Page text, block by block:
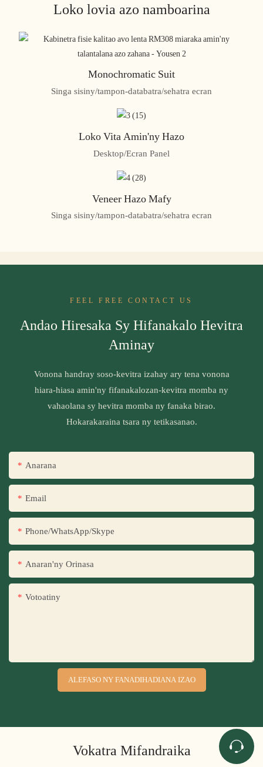
Loko lovia azo namboarina
Monochromatic Suit
Singa sisiny/tampon-databatra/sehatra ecran
Loko Vita Amin'ny Hazo
Desktop/Ecran Panel
Veneer Hazo Mafy
Singa sisiny/tampon-databatra/sehatra ecran
FEEL FREE CONTACT US
Andao Hiresaka Sy Hifanakalo Hevitra
Aminay
Vonona handray soso-kevitra izahay ary tena vonona
hiara-hiasa amin'ny fifanakalozan-kevitra momba ny
vahaolana sy hevitra momba ny fanaka birao.
Hokarakaraina tsara ny tetikasanao.
Anarana
Email
Phone/WhatsApp/Skype
Anaran'ny Orinasa
Votoatiny
ALEFASO NY FANADIHADIANA IZAO
Vokatra Mifandraika